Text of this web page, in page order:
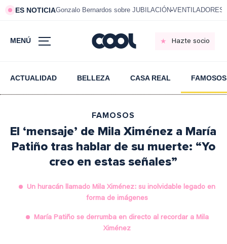
ES NOTICIAGonzalo Bernardos sobre JUBILACIÓN VENTILADORES
MENÚ Hazte socio
ACTUALIDAD BELLEZA CASA REAL FAMOSOS
FAMOSOS
El ‘mensaje’ de Mila Ximénez a María
Patiño tras hablar de su muerte: “Yo
creo en estas señales”
Un huracán llamado Mila Ximénez: su inolvidable legado en
forma de imágenes
María Patiño se derrumba en directo al recordar a Mila
Ximénez